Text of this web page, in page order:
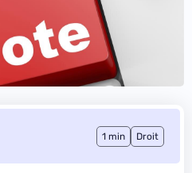
1 min Droit